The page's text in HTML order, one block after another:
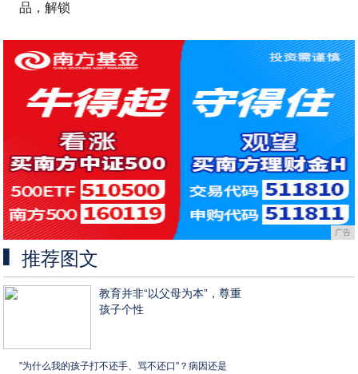
品，解锁
广告
推荐图文
教育并非“以父母为本”，尊重
孩子个性
"为什么我的孩子打不还手、骂不还口"？病因还是